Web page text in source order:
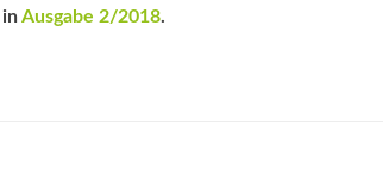
inAusgabe 2/2018.